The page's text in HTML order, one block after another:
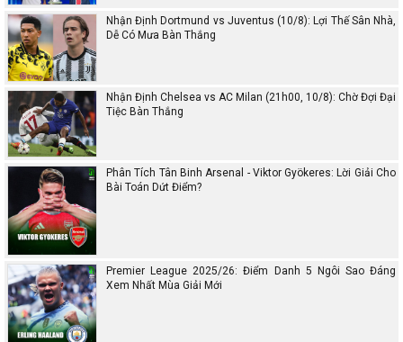
Nhận Định Dortmund vs Juventus (10/8): Lợi Thế Sân Nhà,
Dễ Có Mưa Bàn Thắng
Nhận Định Chelsea vs AC Milan (21h00, 10/8): Chờ Đợi Đại
Tiệc Bàn Thắng
Phân Tích Tân Binh Arsenal - Viktor Gyökeres: Lời Giải Cho
Bài Toán Dứt Điểm?
Premier League 2025/26: Điểm Danh 5 Ngôi Sao Đáng
Xem Nhất Mùa Giải Mới